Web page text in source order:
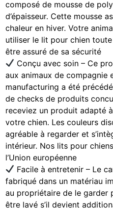
composé de mousse de
d’épaisseur. Cette mousse
chaleur en hiver. Votre
utiliser le lit pour chien toute
être assuré de sa sécurité
Conçu avec soin – Ce
aux animaux de compagnie
manufacturing a été
de checks de produits
receviez un produit adapté
votre chien. Les couleurs
agréable à regarder et
intérieur. Nos lits pour
l’Union européenne
Facile à entretenir – Le
fabriqué dans un matériau
au propriétaire de le garder
être lavé s’il devient